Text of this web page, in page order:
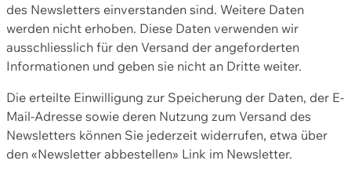
des Newsletters einverstanden sind. Weitere Daten
werden nicht erhoben. Diese Daten verwenden wir
ausschliesslich für den Versand der angeforderten
Informationen und geben sie nicht an Dritte weiter.
Die erteilte Einwilligung zur Speicherung der Daten, der E-
Mail-Adresse sowie deren Nutzung zum Versand des
Newsletters können Sie jederzeit widerrufen, etwa über
den «Newsletter abbestellen» Link im Newsletter.